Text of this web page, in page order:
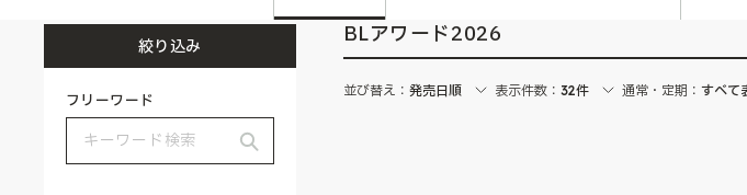
絞り込み
フリーワード
BLアワード2026
並び替え： 発売日順 表示件数： 32件 通常・定期： すべて